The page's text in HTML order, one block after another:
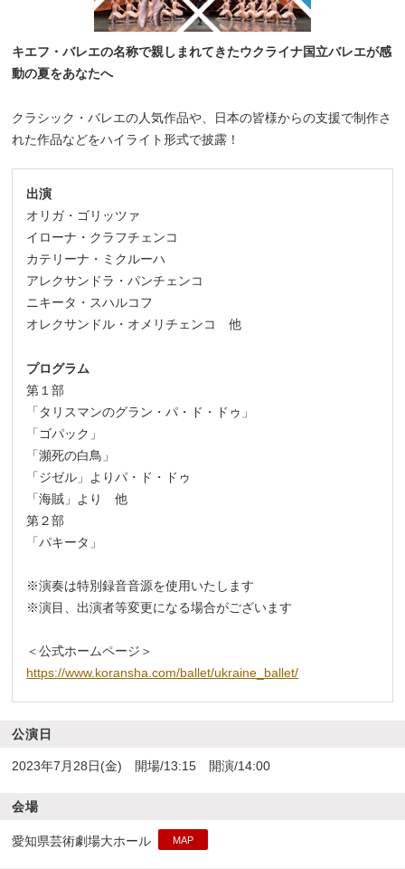
キエフ・バレエの名称で親しまれてきたウクライナ国立バレエが感
動の夏をあなたへ
クラシック・バレエの人気作品や、日本の皆様からの支援で制作さ
れた作品などをハイライト形式で披露！
出演
オリガ・ゴリッツァ
イローナ・クラフチェンコ
カテリーナ・ミクルーハ
アレクサンドラ・パンチェンコ
ニキータ・スハルコフ
オレクサンドル・オメリチェンコ 他
プログラム
第１部
「タリスマンのグラン・パ・ド・ドゥ」
「ゴパック」
「瀕死の白鳥」
「ジゼル」よりパ・ド・ドゥ
「海賊」より 他
第２部
「パキータ」
※演奏は特別録音音源を使用いたします
※演目、出演者等変更になる場合がございます
＜公式ホームページ＞
https://www.koransha.com/ballet/ukraine_ballet/
公演日
2023年7月28日(金) 開場/13:15 開演/14:00
会場
愛知県芸術劇場大ホール MAP